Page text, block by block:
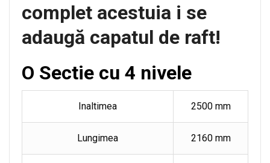
complet acestuia i se
adaugă capatul de raft!
O Sectie cu 4 nivele
Inaltimea 2500 mm
Lungimea 2160 mm